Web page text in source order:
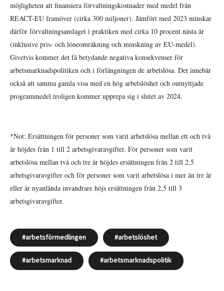
möjligheten att finansiera förvaltningskostnader med medel från
REACT-EU framöver (cirka 300 miljoner). Jämfört med 2023 minskar
därför förvaltningsanslaget i praktiken med cirka 10 procent nästa år
(inklusive pris- och löneomräkning och minskning av EU-medel).
Givetvis kommer det få betydande negativa konsekvenser för
arbetsmarknadspolitiken och i förlängningen de arbetslösa. Det innebär
också att samma gamla visa med en hög arbetslöshet och outnyttjade
programmedel troligen kommer upprepa sig i slutet av 2024.
*Not: Ersättningen för personer som varit arbetslösa mellan ett och två
år höjdes från 1 till 2 arbetsgivaravgifter. För personer som varit
arbetslösa mellan två och tre år höjdes ersättningen från 2 till 2,5
arbetsgivaravgifter och för personer som varit arbetslösa i mer än tre år
eller är nyanlända invandrare höjs ersättningen från 2,5 till 3
arbetsgivaravgifter.
arbetsförmedlingen arbetslöshet
arbetsmarknad arbetsmarknadspolitik